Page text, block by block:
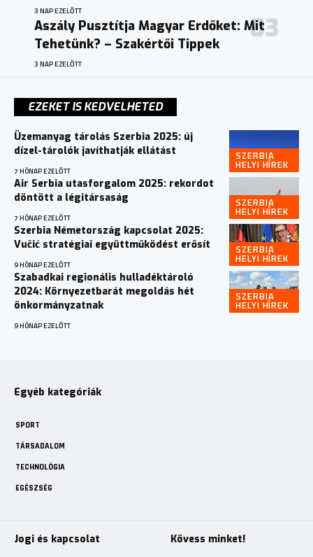
3 NAP EZELŐTT
Aszály Pusztítja Magyar Erdőket: Mit
Tehetünk? – Szakértői Tippek
3 NAP EZELŐTT
EZEKET IS KEDVELHETED
SZERBIA
HELYI HÍREK
Üzemanyag tárolás Szerbia 2025: új
dízel-tárolók javíthatják ellátást
7 HÓNAP EZELŐTT
SZERBIA
HELYI HÍREK
Air Serbia utasforgalom 2025: rekordot
döntött a légitársaság
7 HÓNAP EZELŐTT
SZERBIA
HELYI HÍREK
Szerbia Németország kapcsolat 2025:
Vučić stratégiai együttműködést erősít
9 HÓNAP EZELŐTT
SZERBIA
HELYI HÍREK
Szabadkai regionális hulladéktároló
2024: Környezetbarát megoldás hét
önkormányzatnak
9 HÓNAP EZELŐTT
Egyéb kategóriák
SPORT
TÁRSADALOM
TECHNOLÓGIA
EGÉSZSÉG
Jogi és kapcsolat Kövess minket!